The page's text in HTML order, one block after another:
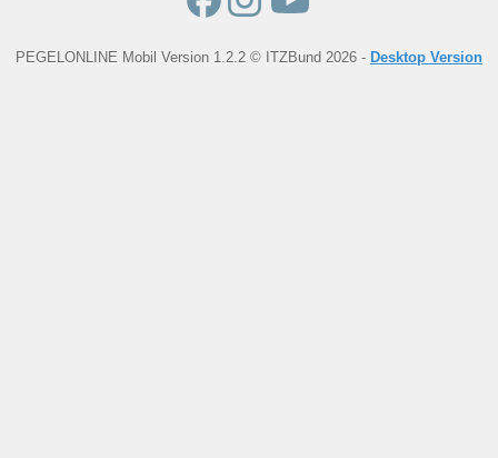
PEGELONLINE Mobil Version 1.2.2 © ITZBund 2026 - Desktop Version